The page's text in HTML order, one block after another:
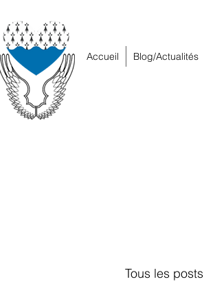
Accueil Blog/Actualités
Tous les posts